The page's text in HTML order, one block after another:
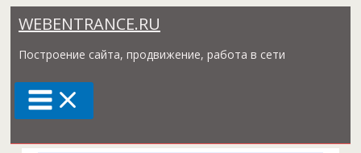
Перейти
содержимому
WEBENTRANCE.RU
Построение сайта, продвижение, работа в сети